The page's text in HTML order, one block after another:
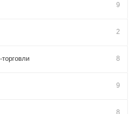
9
2
8
9
8